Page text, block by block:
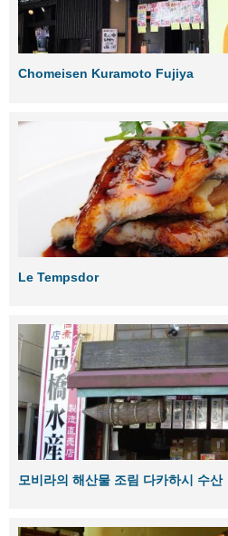
Chomeisen Kuramoto Fujiya
Le Tempsdor
모비라의 해산물 조림 다카하시 수산